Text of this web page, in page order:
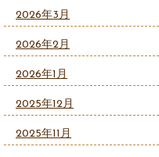
2026年3月
2026年2月
2026年1月
2025年12月
2025年11月